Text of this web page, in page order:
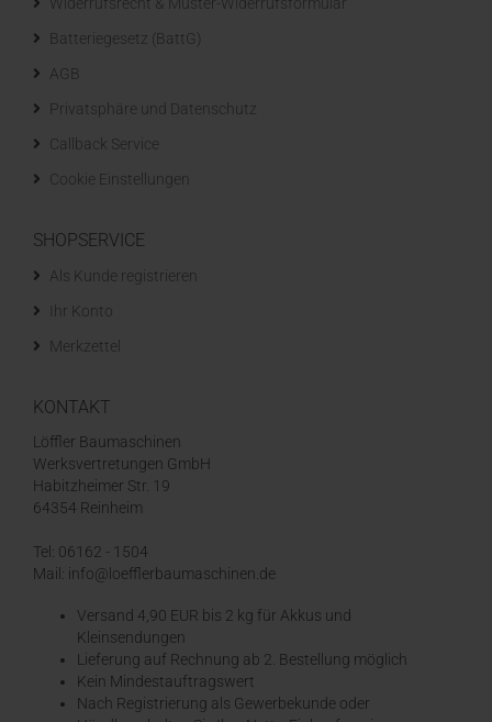
Batteriegesetz (BattG)
AGB
Privatsphäre und Datenschutz
Callback Service
Cookie Einstellungen
SHOPSERVICE
Als Kunde registrieren
Ihr Konto
Merkzettel
KONTAKT
Löffler Baumaschinen
Werksvertretungen GmbH
Habitzheimer Str. 19
64354 Reinheim
Tel: 06162 - 1504
Mail: info@loefflerbaumaschinen.de
Versand 4,90 EUR bis 2 kg für Akkus und
Kleinsendungen
​Lieferung auf Rechnung ab 2. Bestellung möglich
Kein Mindestauftragswert
Nach Registrierung als Gewerbekunde oder